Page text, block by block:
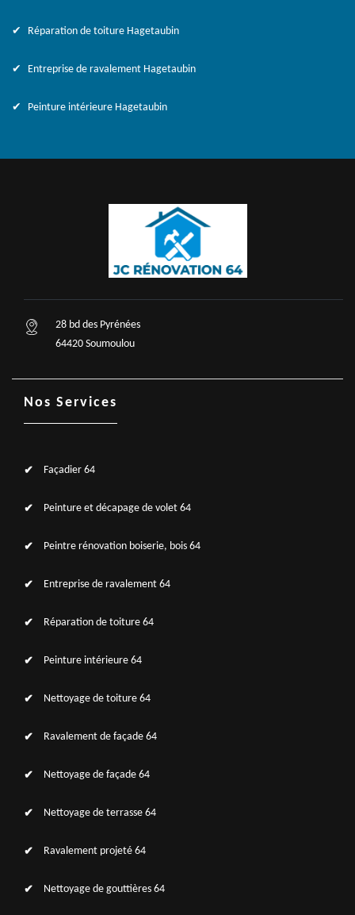
Réparation de toiture Hagetaubin
Entreprise de ravalement Hagetaubin
Peinture intérieure Hagetaubin
28 bd des Pyrénées
64420 Soumoulou
Nos Services
Façadier 64
Peinture et décapage de volet 64
Peintre rénovation boiserie, bois 64
Entreprise de ravalement 64
Réparation de toiture 64
Peinture intérieure 64
Nettoyage de toiture 64
Ravalement de façade 64
Nettoyage de façade 64
Nettoyage de terrasse 64
Ravalement projeté 64
Nettoyage de gouttières 64